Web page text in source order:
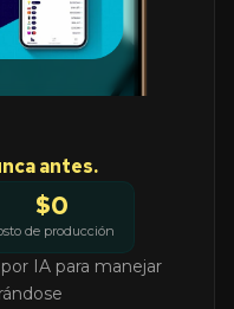
antes.
$0
de producción
IA para manejar